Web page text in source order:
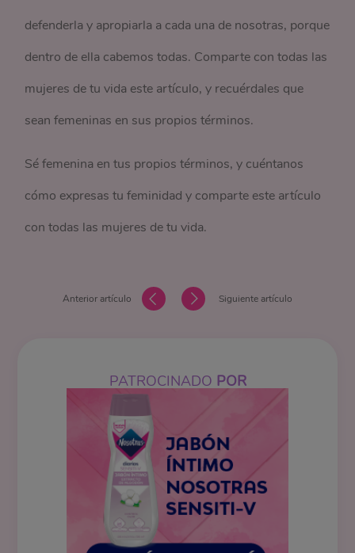
defenderla y apropiarla a cada una de nosotras, porque
dentro de ella cabemos todas. Comparte con todas las
mujeres de tu vida este artículo, y recuérdales que
sean femeninas en sus propios términos.
Sé femenina en tus propios términos, y cuéntanos
cómo expresas tu feminidad y comparte este artículo
con todas las mujeres de tu vida.
Anterior artículo Siguiente artículo
PATROCINADO POR